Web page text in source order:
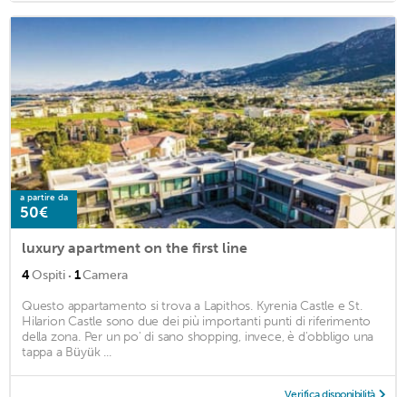
a partire da
50€
luxury apartment on the first line
4Ospiti · 1Camera
Questo appartamento si trova a Lapithos. Kyrenia Castle e St.
Hilarion Castle sono due dei più importanti punti di riferimento
della zona. Per un po' di sano shopping, invece, è d'obbligo una
tappa a Büyük ...
Verifica disponibilità